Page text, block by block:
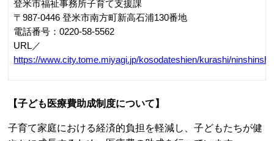
https://www.kuriharacity.jp/welcome/050/030/
お問い合わせ
東松島市
住まいの情報